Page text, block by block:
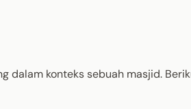
dalam konteks sebuah masjid.